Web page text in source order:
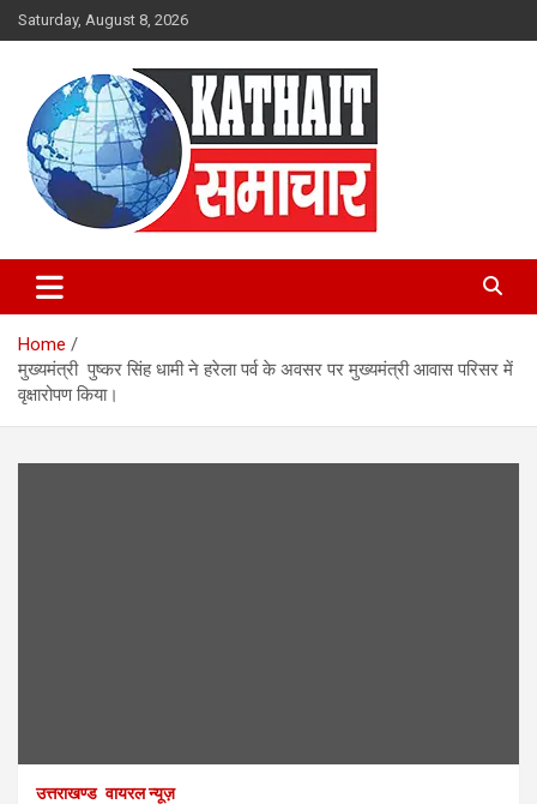
Skip
to
Saturday, August 8, 2026
Kathait Samachar – Latest
Uttarakhand News in Hindi,
Uttarakhand News Headlines
Home
मुख्यमंत्री पुष्कर सिंह धामी ने हरेला पर्व के अवसर पर मुख्यमंत्री आवास परिसर में
वृक्षारोपण किया।
उत्तराखण्ड वायरल न्यूज़